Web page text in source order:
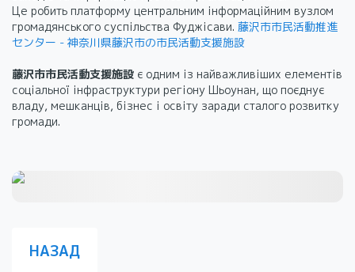
Це робить платформу центральним інформаційним вузлом
громадянського суспільства Фуджісави. 藤沢市市民活動推進
センター - 神奈川県藤沢市の市民活動支援施設
藤沢市市民活動支援施設 є одним із найважливіших елементів
соціальної інфраструктури регіону Шьоунан, що поєднує
владу, мешканців, бізнес і освіту заради сталого розвитку
громади.
НАЗАД